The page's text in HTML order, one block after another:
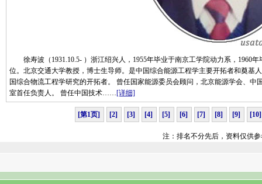
徐寿波（1931.10.5- ）浙江绍兴人，1955年毕业于南京工学院动力系，1960
位。北京交通大学教授，博士生导师。是中国综合能源工程学主要开拓者和奠基
国综合物流工程学研究的开拓者。 曾任国家能源委员会顾问，北京能源学会、
室首任负责人。 曾任中国技术……[详细]
[第1页] [2] [3] [4] [5] [6] [7] [8] [9] [10]
注：排名不分先后，资料仅供